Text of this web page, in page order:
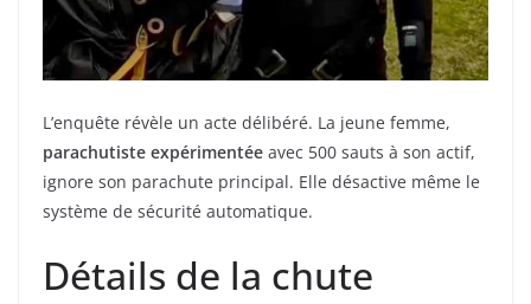
L’enquête révèle un acte délibéré. La jeune femme,
parachutiste expérimentée avec 500 sauts à son actif,
ignore son parachute principal. Elle désactive même le
système de sécurité automatique.
Détails de la chute